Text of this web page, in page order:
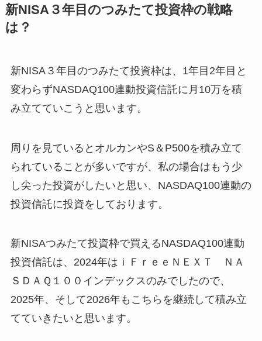
新NISA３年目のつみたて投資枠の戦略
は？
新NISA３年目のつみたて投資枠は、1年目2年目と
変わらずNASDAQ100連動投資信託に月10万を積
み立てていこうと思います。
周りを見ているとオルカンやS＆P500を積み立て
られていることが多いですが、私の場合はもう少
し尖った投資がしたいと思い、NASDAQ100連動の
投資信託に投資をしております。
新NISAつみたて投資枠で買えるNASDAQ100連動
投資信託は、2024年はｉＦｒｅｅＮＥＸＴ ＮＡ
ＳＤＡＱ１００インデックスのみでしたので、
2025年、そして2026年もこちらを継続して積み立
てていきたいと思います。